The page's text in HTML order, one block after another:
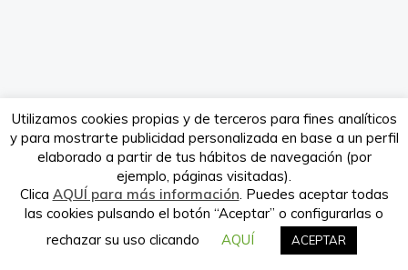
Utilizamos cookies propias y de terceros para fines analíticos
y para mostrarte publicidad personalizada en base a un perfil
elaborado a partir de tus hábitos de navegación (por
ejemplo, páginas visitadas).
Clica AQUÍ para más información. Puedes aceptar todas
las cookies pulsando el botón “Aceptar” o configurarlas o
rechazar su uso clicando
AQUÍ ACEPTAR